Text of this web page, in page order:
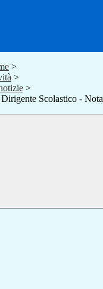
>
>
>
Scolastico -